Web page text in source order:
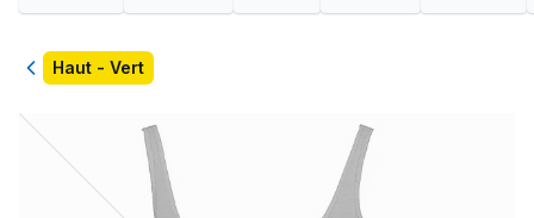
RetourHaut - Vert